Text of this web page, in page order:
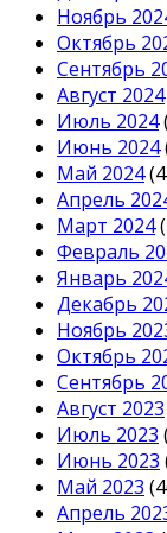
Ноябрь
Октябрь
Сентябрь
Август 2024
Июль 2024
Июнь 2024
Май 2024
Апрель
Март 2024
Февраль
Январь
Декабрь
Ноябрь
Октябрь
Сентябрь
Август 2023
Июль 2023
Июнь 2023
Май 2023
Апрель